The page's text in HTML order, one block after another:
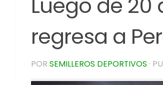
regresa a
POR SEMILLEROS DEPORTIVOS ·